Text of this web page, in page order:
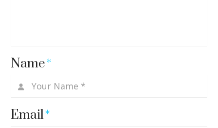
Name*
Email*